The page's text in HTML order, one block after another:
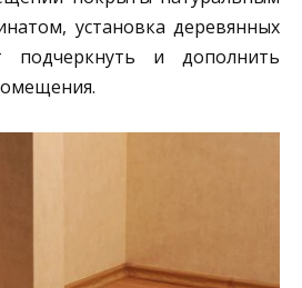
установка деревянных
подчеркнуть и дополнить